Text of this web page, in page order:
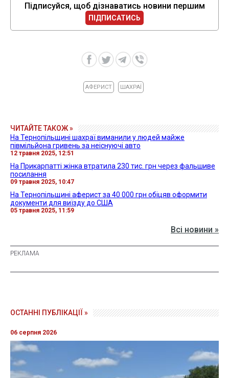
Підписуйся, щоб дізнаватись новини першим
ПІДПИСАТИСЬ
АФЕРИСТ ШАХРАЇ
ЧИТАЙТЕ ТАКОЖ »
На Тернопільщині шахраї виманили у людей майже
півмільйона гривень за неіснуючі авто
12 травня 2025, 12:51
На Прикарпатті жінка втратила 230 тис. грн через фальшиве
посилання
09 травня 2025, 10:47
На Тернопільщині аферист за 40 000 грн обіцяв оформити
документи для виїзду до США
05 травня 2025, 11:59
Всі новини »
ОСТАННІ ПУБЛІКАЦІЇ »
06 серпня 2026